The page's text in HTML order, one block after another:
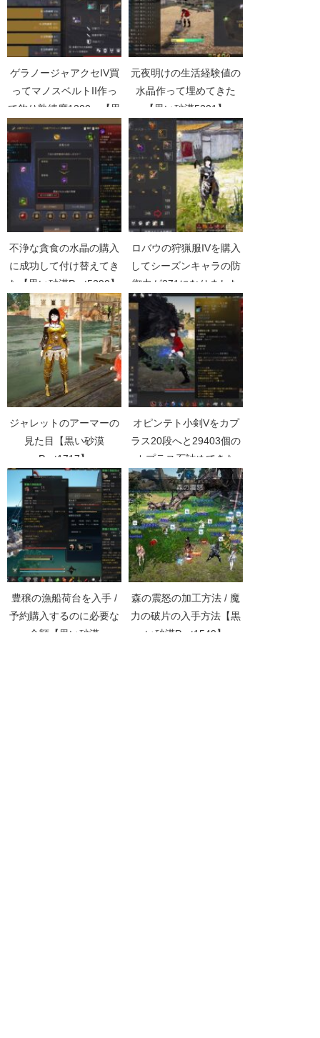
ゲラノージャアクセIV買
ってマノスベルトII作っ
て釣り熟練度1300へ【黒
い砂漠Part2749】
元夜明けの生活経験値の
水晶作って埋めてきた
【黒い砂漠5201】
不浄な貪食の水晶の購入
に成功して付け替えてき
た【黒い砂漠Part5290】
ロバウの狩猟服IVを購入
してシーズンキャラの防
御力が271になりました
【黒い砂漠Part3140】
ジャレットのアーマーの
見た目【黒い砂漠
Part1717】
オピンテト小剣Vをカプ
ラス20段へと29403個の
カプラス石詰めてきた
【黒い砂漠Part4621】
豊穣の漁船荷台を入手 /
予約購入するのに必要な
金額【黒い砂漠
森の震怒の加工方法 / 魔
力の破片の入手方法【黒
い砂漠Part1549】